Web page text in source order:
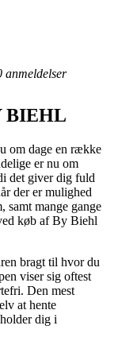
anmeldelser
BIEHL
om dage en række
er nu om
det giver dig fuld
der er mulighed
samt mange gange
køb af By Biehl
bragt til hvor du
viser sig oftest
Den mest
at hente
dig i